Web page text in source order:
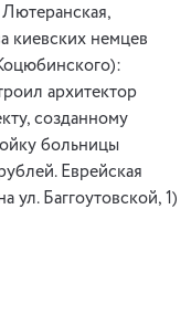
Лютеранская,
киевских немцев
архитектор
созданному
больницы
Еврейская
ул. Баггоутовской, 1)